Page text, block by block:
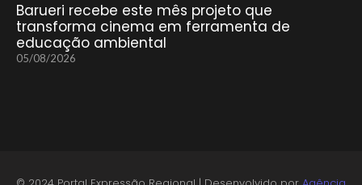
Barueri recebe este mês projeto que
transforma cinema em ferramenta de
educação ambiental
05/08/2026